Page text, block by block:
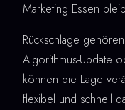
Marketing Essen
Rückschläge
Algorithmus-Update
können die Lage
flexibel und schnell